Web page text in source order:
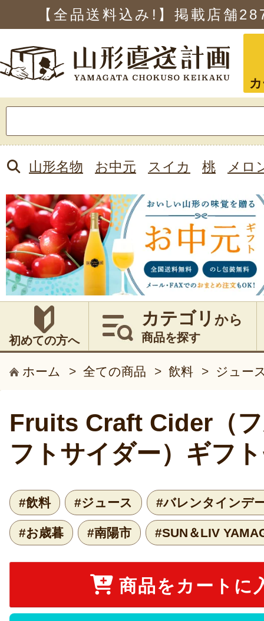
【全品送料込み!】掲載店舗
索:
山形名物 お中元 スイカ 桃 メロ
初めての方へ
カテゴリ から
商品を探す
ホーム > 全ての商品 > 飲料 > ジュー
Fruits Craft Cider（
フトサイダー）ギフ
#飲料 #ジュース #バレンタインデ
#お歳暮 #南陽市 #SUN＆LIV
商品をカートに